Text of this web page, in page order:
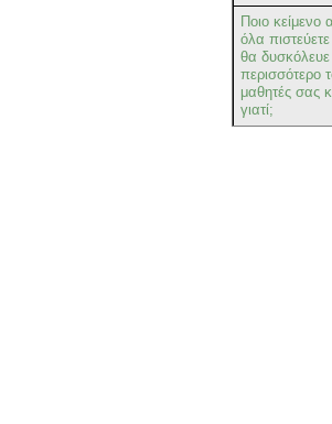
Ποιο κείμενο
όλα πιστεύετε
θα δυσκόλευε
περισσότερο
μαθητές σας
γιατί;